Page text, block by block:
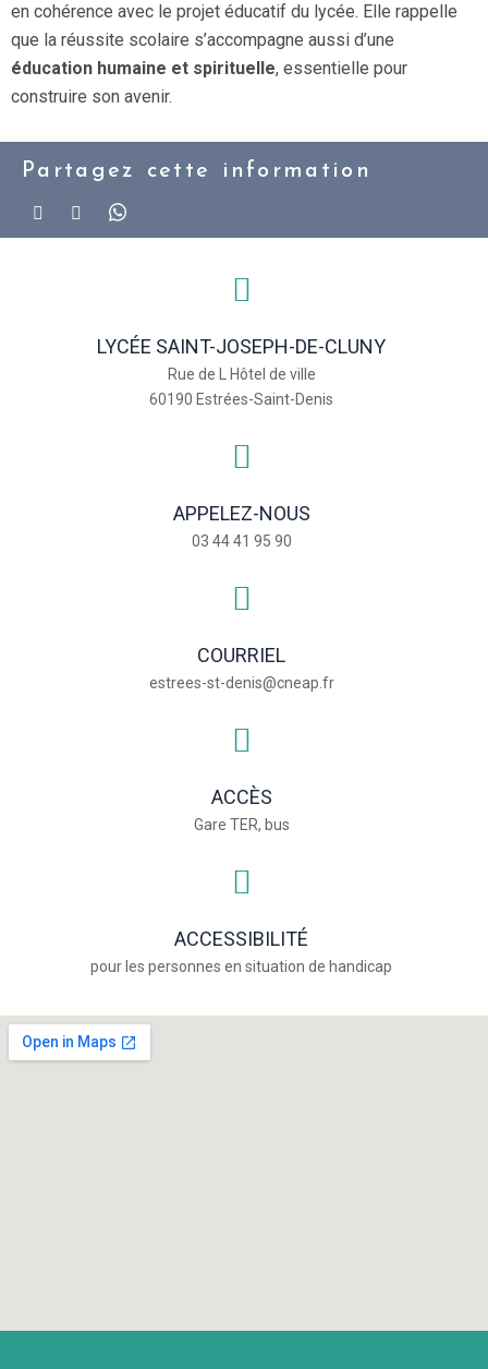
en cohérence avec le projet éducatif du lycée. Elle rappelle
que la réussite scolaire s’accompagne aussi d’une
éducation humaine et spirituelle, essentielle pour
construire son avenir.
Partagez cette information
LYCÉE SAINT-JOSEPH-DE-CLUNY
Rue de L Hôtel de ville
60190 Estrées-Saint-Denis
APPELEZ-NOUS
03 44 41 95 90
COURRIEL
estrees-st-denis@cneap.fr
ACCÈS
Gare TER, bus
ACCESSIBILITÉ
pour les personnes en situation de handicap